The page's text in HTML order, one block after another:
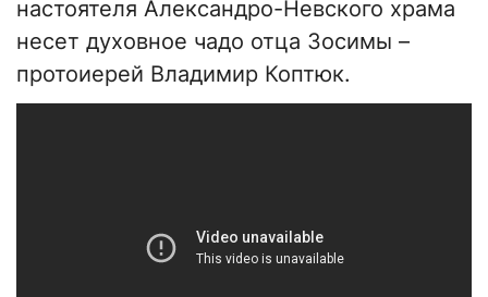
настоятеля Александро-Невского храма
несет духовное чадо отца Зосимы –
протоиерей Владимир Коптюк.